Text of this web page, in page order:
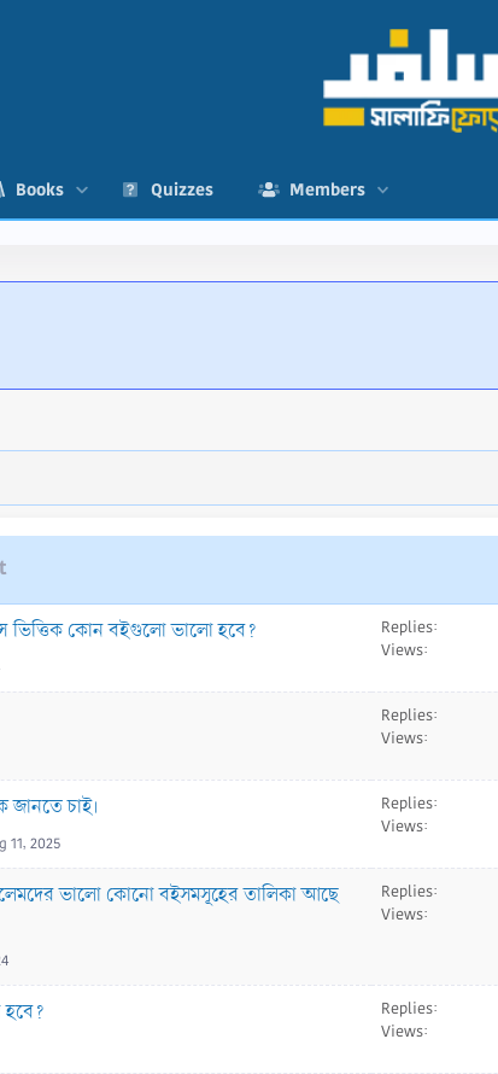
Books Quizzes Members
ভিত্তিক কোন বইগুলো ভালো হবে? Replies
Views
Replies
Views
জানতে চাই।
11, 2025
Replies
Views
ভালো কোনো বইসমসূহের তালিকা আছে
Replies
Views
হবে? Replies
Views